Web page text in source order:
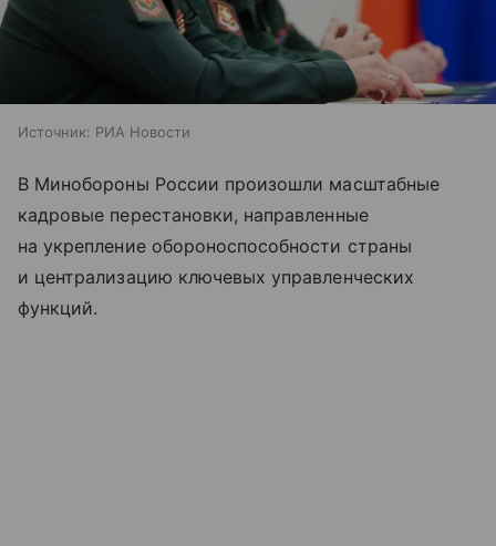
Источник: РИА Новости
В Минобороны России произошли масштабные
кадровые перестановки, направленные
на укрепление обороноспособности страны
и централизацию ключевых управленческих
функций.